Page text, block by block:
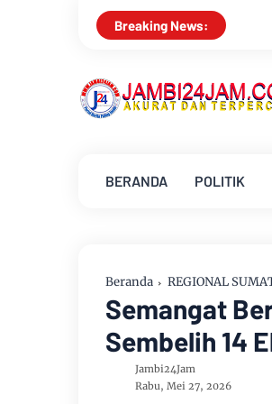
Breaking News:Kajati Jambi
BERANDA POLITIK
Beranda REGIONAL
Semangat
Sembelih 14
Jambi24Jam
Rabu, Mei 27, 2026